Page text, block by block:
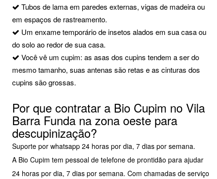
Tubos de lama em paredes externas, vigas de madeira ou
em espaços de rastreamento.
Um enxame temporário de insetos alados em sua casa ou
do solo ao redor de sua casa.
Você vê um cupim: as asas dos cupins tendem a ser do
mesmo tamanho, suas antenas são retas e as cinturas dos
cupins são grossas.
Por que contratar a Bio Cupim no Vila
Barra Funda na zona oeste para
descupinização?
Suporte por whatsapp 24 horas por dia, 7 dias por semana.
A Bio Cupim tem pessoal de telefone de prontidão para ajudar
24 horas por dia, 7 dias por semana. Com chamadas de serviço